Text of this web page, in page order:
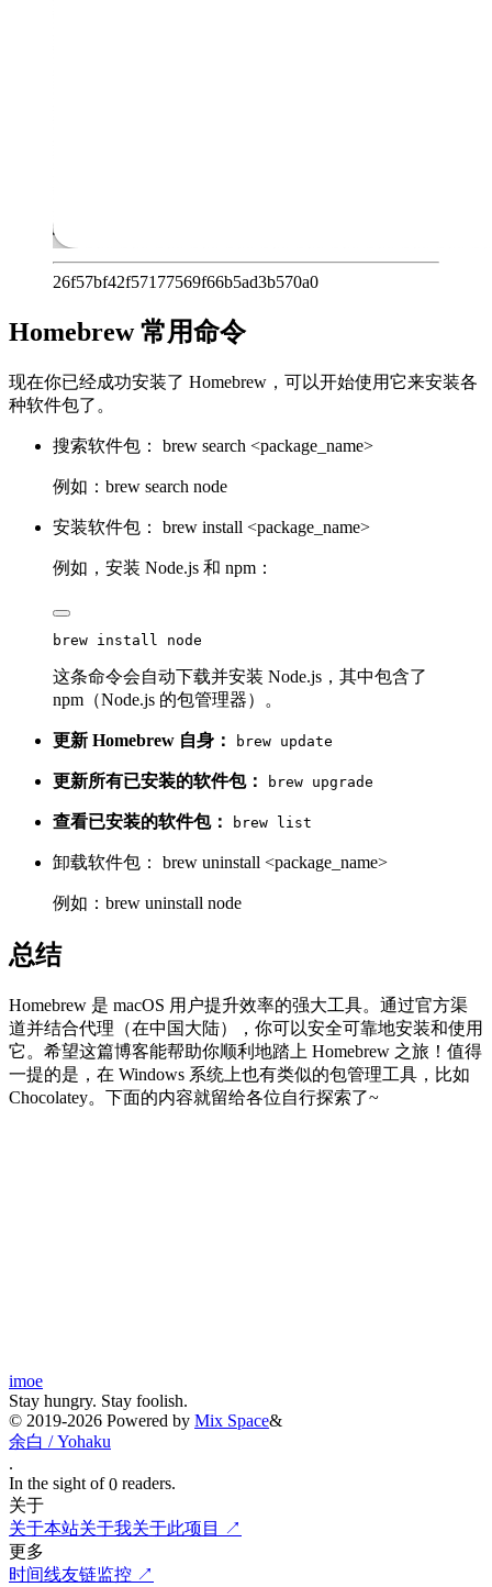
26f57bf42f57177569f66b5ad3b570a0
Homebrew 常用命令
现在你已经成功安装了 Homebrew，可以开始使用它来安装各
种软件包了。
搜索软件包： brew search <package_name>
例如：brew search node
安装软件包： brew install <package_name>
例如，安装 Node.js 和 npm：
这条命令会自动下载并安装 Node.js，其中包含了
npm（Node.js 的包管理器）。
更新 Homebrew 自身： brew update
更新所有已安装的软件包： brew upgrade
查看已安装的软件包： brew list
卸载软件包： brew uninstall <package_name>
例如：brew uninstall node
总结
Homebrew 是 macOS 用户提升效率的强大工具。通过官方渠
道并结合代理（在中国大陆），你可以安全可靠地安装和使用
它。希望这篇博客能帮助你顺利地踏上 Homebrew 之旅！值得
一提的是，在 Windows 系统上也有类似的包管理工具，比如
Chocolatey。下面的内容就留给各位自行探索了~
imoe
Stay hungry. Stay foolish.
© 2019-2026 Powered by Mix Space&
余白 / Yohaku
.
In the sight of0 readers.
关于
关于本站关于我关于此项目
↗
更多
时间线友链监控 ↗